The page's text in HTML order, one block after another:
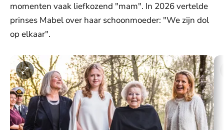
momenten vaak liefkozend "mam". In 2026 vertelde
prinses Mabel over haar schoonmoeder: "We zijn dol
op elkaar".